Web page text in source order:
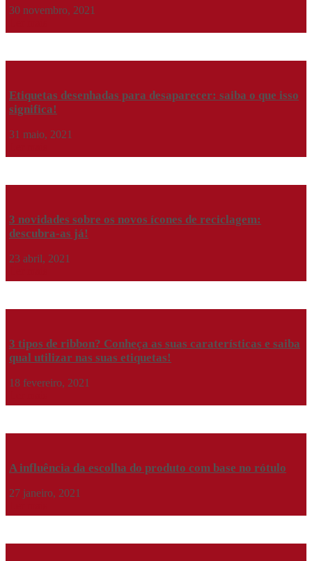
30 novembro, 2021
Etiquetas desenhadas para desaparecer: saiba o que isso
significa!
31 maio, 2021
3 novidades sobre os novos ícones de reciclagem:
descubra-as já!
23 abril, 2021
3 tipos de ribbon? Conheça as suas caraterísticas e saiba
qual utilizar nas suas etiquetas!
18 fevereiro, 2021
A influência da escolha do produto com base no rótulo
27 janeiro, 2021